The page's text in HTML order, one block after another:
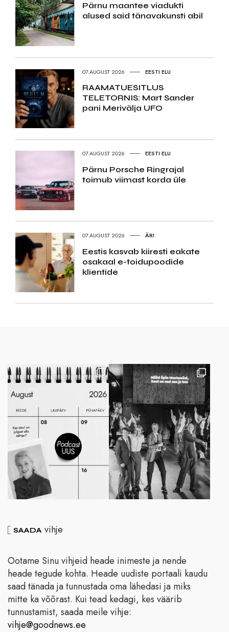
Pärnu maantee viadukti
alused said tänavakunsti abil
07.AUGUST 2026 EESTI ELU
RAAMATUESITLUS
TELETORNIS: Mart Sander
pani Merivälja UFO
07.AUGUST 2026 EESTI ELU
Pärnu Porsche Ringrajal
toimub viimast korda üle
07.AUGUST 2026 ÄRI
Eestis kasvab kiiresti eakate
osakaal e-toidupoodide
klientide
SAADA vihje
Ootame Sinu vihjeid heade inimeste ja nende
heade tegude kohta. Heade uudiste portaali kaudu
saad tänada ja tunnustada oma lähedasi ja miks
mitte ka võõrast. Kui tead kedagi, kes väärib
tunnustamist, saada meile vihje:
vihje@goodnews.ee